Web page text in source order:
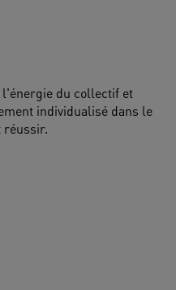
l'énergie du collectif et
individualisé dans le
réussir.